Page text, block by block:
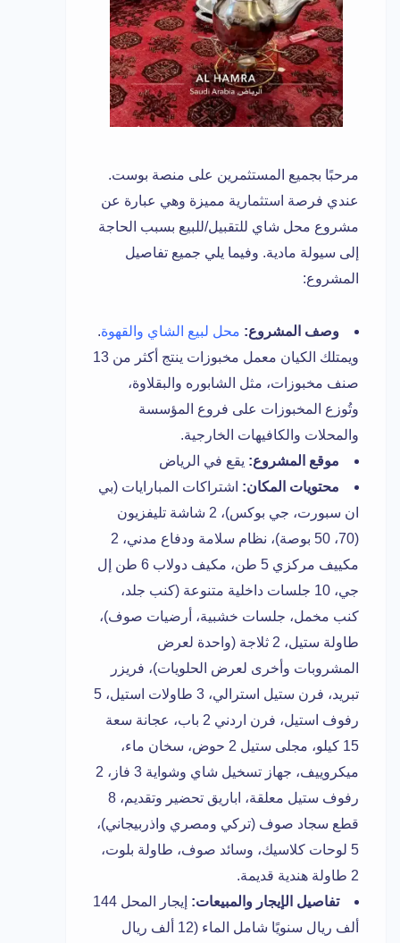
مرحبًا بجميع المستثمرين على منصة بوست.
عندي فرصة استثمارية مميزة وهي عبارة عن
مشروع محل شاي للتقبيل/للبيع بسبب الحاجة
إلى سيولة مادية. وفيما يلي جميع تفاصيل
المشروع:
وصف المشروع: محل لبيع الشاي والقهوة.
ويمتلك الكيان معمل مخبوزات ينتج أكثر من 13
صنف مخبوزات، مثل الشابوره والبقلاوة،
وتُوزع المخبوزات على فروع المؤسسة
والمحلات والكافيهات الخارجية.
موقع المشروع: يقع في الرياض
محتويات المكان: اشتراكات المبارايات (بي
ان سبورت، جي بوكس)، 2 شاشة تليفزيون
(70، 50 بوصة)، نظام سلامة ودفاع مدني، 2
مكييف مركزي 5 طن، مكيف دولاب 6 طن إل
جي، 10 جلسات داخلية متنوعة (كنب جلد،
كنب مخمل، جلسات خشبية، أرضيات صوف)،
طاولة ستيل، 2 ثلاجة (واحدة لعرض
المشروبات وأخرى لعرض الحلويات)، فريزر
تبريد، فرن ستيل استرالي، 3 طاولات استيل، 5
رفوف استيل، فرن اردني 2 باب، عجانة سعة
15 كيلو، مجلى ستيل 2 حوض، سخان ماء،
ميكروييف، جهاز تسخيل شاي وشواية 3 فاز، 2
رفوف ستيل معلقة، اباريق تحضير وتقديم، 8
قطع سجاد صوف (تركي ومصري واذربيجاني)،
5 لوحات كلاسيك، وسائد صوف، طاولة بلوت،
2 طاولة هندية قديمة.
تفاصيل الإيجار والمبيعات:
إيجار المحل 144
ألف ريال سنويًا شامل الماء (12 ألف ريال